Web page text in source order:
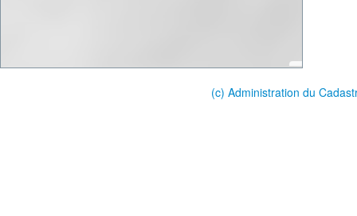
(c) Administration du